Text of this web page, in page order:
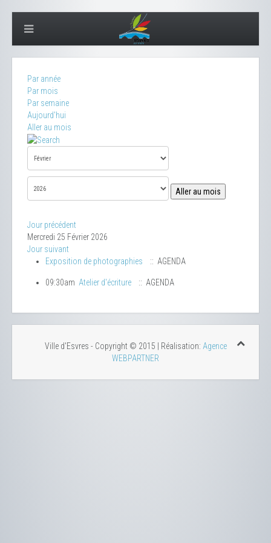
Par année
Par mois
Par semaine
Aujourd'hui
Aller au mois
Aller au mois
Jour précédent
Mercredi 25 Février 2026
Jour suivant
Exposition de photographies
:: AGENDA
09:30am Atelier d'écriture :: AGENDA
Ville d'Esvres - Copyright © 2015 | Réalisation: Agence
WEBPARTNER